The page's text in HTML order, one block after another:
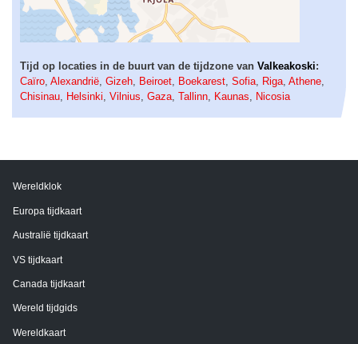
Tijd op locaties in de buurt van de tijdzone van Valkeakoski:
Caïro Alexandrië Gizeh Beiroet Boekarest Sofia Riga Athene
Chisinau
Helsinki Vilnius Gaza Tallinn Kaunas Nicosia
Wereldklok
Europa tijdkaart
Australië tijdkaart
VS tijdkaart
Canada tijdkaart
Wereld tijdgids
Wereldkaart